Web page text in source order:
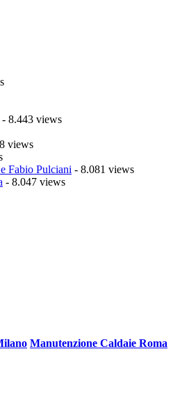
- 8.443 views
views
Fabio Pulciani - 8.081 views
- 8.047 views
Manutenzione Caldaie Roma